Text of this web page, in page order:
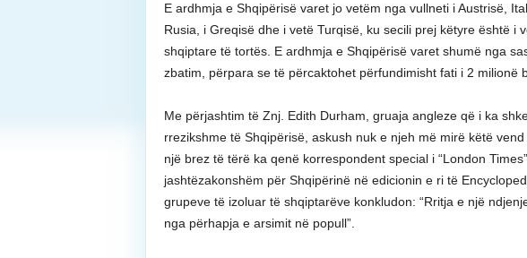
E ardhmja e Shqipërisë varet jo vetëm nga vullneti i Austrisë,
Rusia, i Greqisë dhe i vetë Turqisë, ku secili prej këtyre është i
shqiptare të tortës. E ardhmja e Shqipërisë varet shumë nga
zbatim, përpara se të përcaktohet përfundimisht fati i 2 milionë
Me përjashtim të Znj. Edith Durham, gruaja angleze që i ka
rrezikshme të Shqipërisë, askush nuk e njeh më mirë këtë
një brez të tërë ka qenë korrespondent special i “London
jashtëzakonshëm për Shqipërinë në edicionin e ri të
grupeve të izoluar të shqiptarëve konkludon: “Rritja e një
nga përhapja e arsimit në popull”.